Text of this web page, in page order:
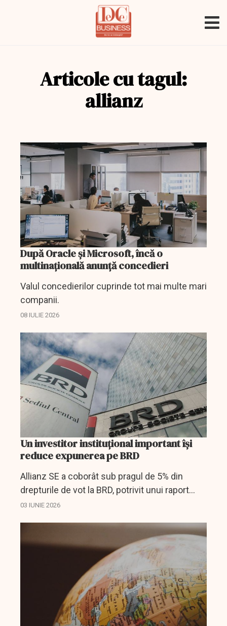
Articole cu tagul:
allianz
După Oracle şi Microsoft, încă o
multinaţională anunţă concedieri
Valul concedierilor cuprinde tot mai multe mari
companii.
08 IULIE 2026
Un investitor instituțional important își
reduce expunerea pe BRD
Allianz SE a coborât sub pragul de 5% din
drepturile de vot la BRD, potrivit unui raport
curent transmis Bursei.
03 IUNIE 2026